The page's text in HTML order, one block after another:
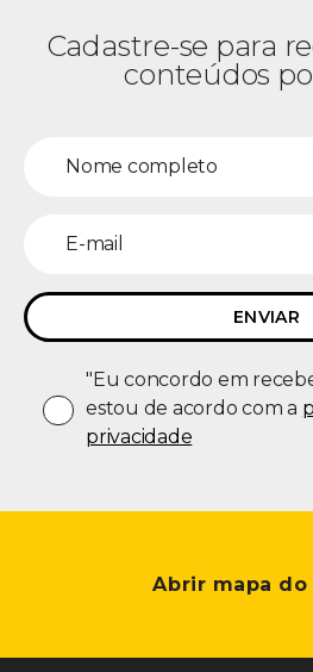
Cadastre-se para
conteúdos
"Eu concordo em
estou de acordo com a
privacidade
Abrir mapa do